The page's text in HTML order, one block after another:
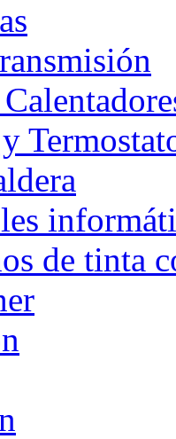
de tinta